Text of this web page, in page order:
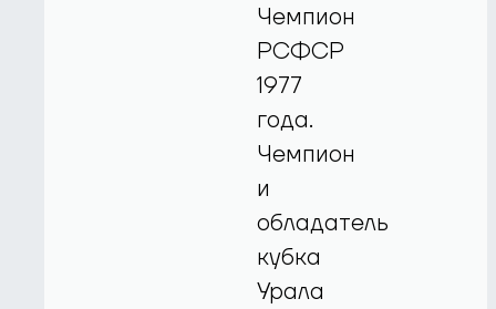
Чемпион
РСФСР
1977
года.
Чемпион
и
обладатель
кубка
Урала